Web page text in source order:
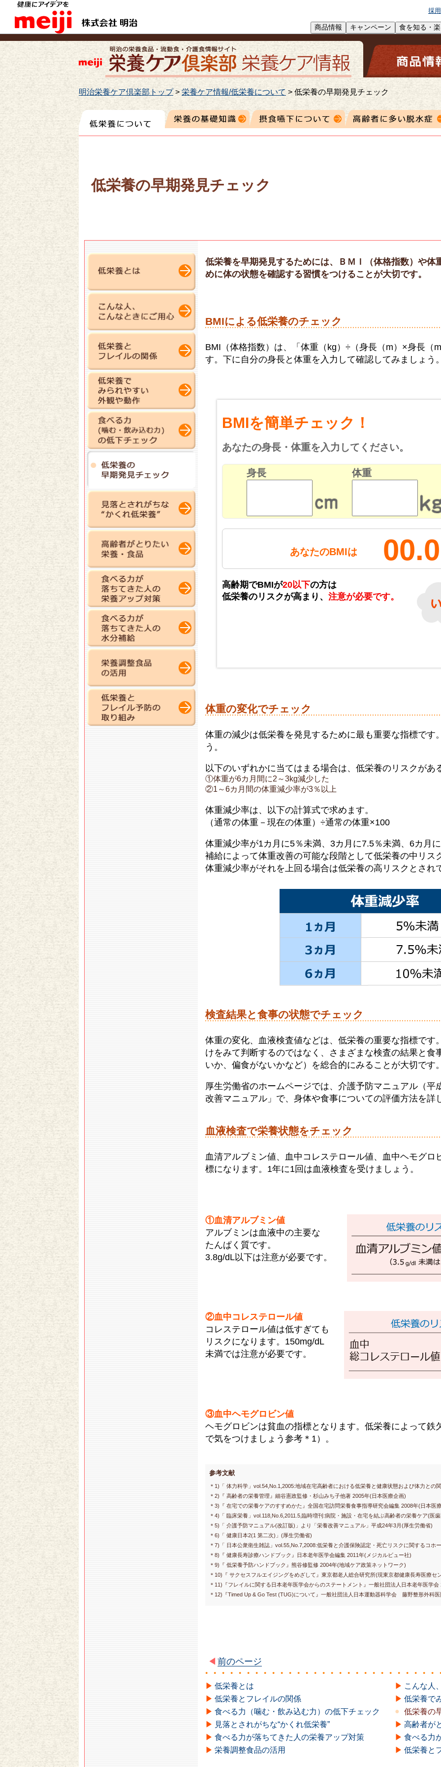
商品情報 キャンペーン 食を知る・
採
明治栄養ケア倶楽部トップ> 栄養ケア情報/低栄養について > 低栄養の早期発見チェック
低栄養の早期発見チェック
低栄養を早期発見するためには、ＢＭＩ（体格指数）や体
めに体の状態を確認する習慣をつけることが大切です。
BMIによる低栄養のチェック
BMI（体格指数）は、「体重（kg）÷（身長（m）×身長（
す。下に自分の身長と体重を入力して確認してみましょう
BMIを簡単チェック！
あなたの身長・体重を入力してください。
身長 体重
あなたのBMIは 00.0
高齢期でBMIが20以下の方は
低栄養のリスクが高まり、 注意が必要です。
体重の変化でチェック
体重の減少は低栄養を発見するために最も重要な指標です
う。
以下のいずれかに当てはまる場合は、低栄養のリスクがあ
①体重が6カ月間に2～3kg減少した
②1～6カ月間の体重減少率が3％以上
体重減少率は、以下の計算式で求めます。
（通常の体重－現在の体重）÷通常の体重×100
体重減少率が1カ月に5％未満、3カ月に7.5％未満、6カ月
補給によって体重改善の可能な段階として低栄養の中リス
体重減少率がそれを上回る場合は低栄養の高リスクとされ
検査結果と食事の状態でチェック
体重の変化、血液検査値などは、低栄養の重要な指標です
けをみて判断するのではなく、さまざまな検査の結果と食
いか、偏食がないかなど）を総合的にみることが大切です
厚生労働省のホームページでは、介護予防マニュアル（平
改善マニュアル」で、身体や食事についての評価方法を詳
血液検査で栄養状態をチェック
血清アルブミン値、血中コレステロール値、血中ヘモグロ
標になります。1年に1回は血液検査を受けましょう。
①血清アルブミン値
アルブミンは血液中の主要な
たんぱく質です。
3.8g/dL以下は注意が必要です。
②血中コレステロール値
コレステロール値は低すぎても
リスクになります。150mg/dL
未満では注意が必要です。
③血中ヘモグロビン値
ヘモグロビンは貧血の指標となります。低栄養によって鉄
で気をつけましょう参考＊1）。
参考文献
＊1)「 体力科学」vol.54,No.1,2005:地域在宅高齢者における低栄養と健康状態および体力との
＊2)『 高齢者の栄養管理』細谷憲政監修・杉山みち子他著 2005年(日本医療企画)
＊3)『 在宅での栄養ケアのすすめかた』全国在宅訪問栄養食事指導研究会編集 2008年(日本医
＊4)「 臨床栄養」vol.118,No.6,2011.5,臨時増刊:病院・施設・在宅を結ぶ高齢者の栄養ケア(医
＊5)「 介護予防マニュアル(改訂版)」より「栄養改善マニュアル」平成24年3月(厚生労働省)
＊6)「 健康日本2(1 第二次)」(厚生労働省)
＊7)「 日本公衆衛生雑誌」vol.55,No.7,2008:低栄養と介護保険認定・死亡リスクに関するコホ
＊8)『 健康長寿診療ハンドブック』日本老年医学会編集 2011年(メジカルビュー社)
＊9)『 低栄養予防ハンドブック』熊谷修監修 2004年(地域ケア政策ネットワーク)
＊10)『 サクセスフルエイジングをめざして』東京都老人総合研究所(現東京都健康長寿医療セ
＊11)『フレイルに関する日本老年医学会からのステートメント』一般社団法人日本老年医学会
＊12)『Timed Up & Go Test (TUG)について』一般社団法人日本運動器科学会 藤野整形外科
前のページ
低栄養とは
こんな人
低栄養とフレイルの関係
低栄養で
食べる力（噛む・飲み込む力）の低下チェック
低栄養の
見落とされがちな“かくれ低栄養”
高齢者が
食べる力が落ちてきた人の栄養アップ対策
食べる力
栄養調整食品の活用
低栄養と